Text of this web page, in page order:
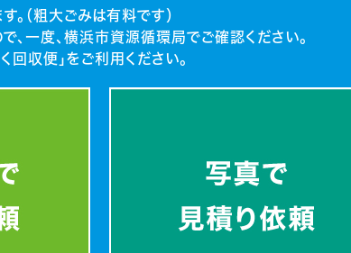
。（粗大ごみは有料です）
一度、横浜市資源循環局でご確認ください。
収便」をご利用ください。